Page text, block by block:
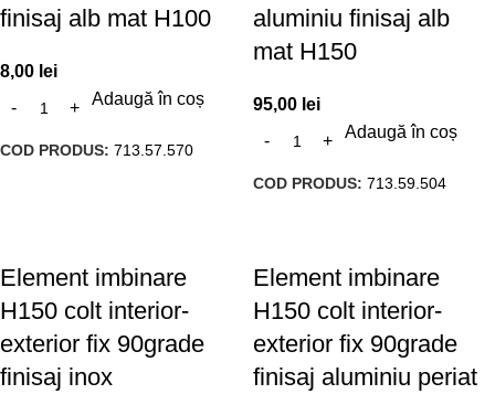
finisaj alb mat H100
8,00 lei
Adaugă în coș
COD PRODUS: 713.57.570
aluminiu finisaj alb
mat H150
95,00 lei
Adaugă în coș
COD PRODUS: 713.59.504
Element imbinare
H150 colt interior-
exterior fix 90grade
finisaj inox
Element imbinare
H150 colt interior-
exterior fix 90grade
finisaj aluminiu periat